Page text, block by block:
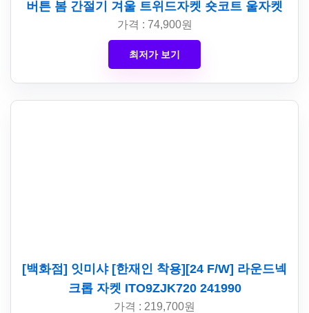
버튼 봄 간절기 겨울 트위드자켓 숏코트 울자켓
가격 : 74,900원
최저가 보기
[백화점] 잇미샤 [한재인 착용][24 F/W] 라운드넥
크롭 자켓 ITO9ZJK720 241990
가격 : 219,700원